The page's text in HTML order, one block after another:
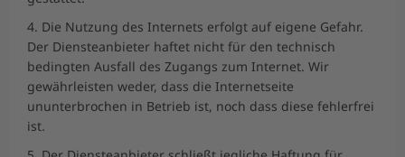
4. Die Nutzung des Internets erfolgt auf eigene Gefahr.
Der Diensteanbieter haftet nicht für den technisch
bedingten Ausfall des Zugangs zum Internet. Wir
gewährleisten weder, dass die Internetseite
ununterbrochen in Betrieb ist, noch dass diese fehlerfrei
ist.